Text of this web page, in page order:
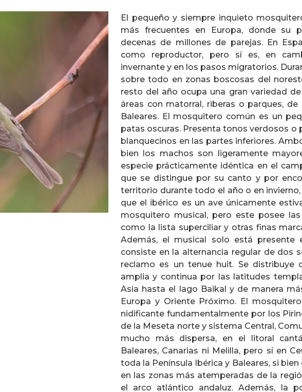
El pequeño y siempre inquieto
más frecuentes en Europa, donde su
decenas de millones de parejas. En
como reproductor, pero sí es, en
invernante y en los pasos migratorios.
sobre todo en zonas boscosas del
resto del año ocupa una gran variedad
áreas con matorral, riberas o parques,
Baleares. El mosquitero común es un
patas oscuras. Presenta tonos verdosos o
blanquecinos en las partes inferiores.
bien los machos son ligeramente
especie prácticamente idéntica en el
que se distingue por su canto y por
territorio durante todo el año o en
que el ibérico es un ave únicamente
mosquitero musical, pero este posee
como la lista superciliar y otras finas
Además, el musical solo está presente
consiste en la alternancia regular de dos
reclamo es un tenue huit. Se distribuye
amplia y continua por las latitudes
Asia hasta el lago Baikal y de manera
Europa y Oriente Próximo. El
nidificante fundamentalmente por los
de la Meseta norte y sistema Central,
mucho más dispersa, en el litoral
Baleares, Canarias ni Melilla, pero sí en
toda la Península Ibérica y Baleares, si
en las zonas más atemperadas de la
el arco atlántico andaluz. Además, la